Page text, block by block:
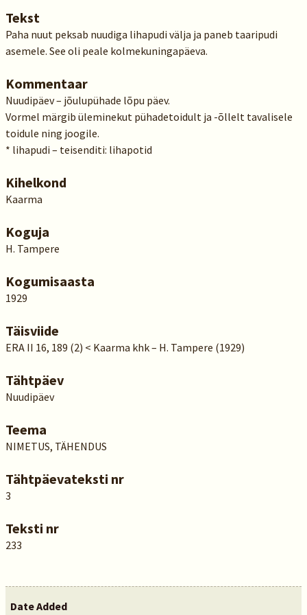
Tekst
Paha nuut peksab nuudiga lihapudi välja ja paneb taaripudi
asemele. See oli peale kolmekuningapäeva.
Kommentaar
Nuudipäev – jõulupühade lõpu päev.
Vormel märgib üleminekut pühadetoidult ja -õllelt tavalisele
toidule ning joogile.
* lihapudi – teisenditi: lihapotid
Kihelkond
Kaarma
Koguja
H. Tampere
Kogumisaasta
1929
Täisviide
ERA II 16, 189 (2) < Kaarma khk – H. Tampere (1929)
Tähtpäev
Nuudipäev
Teema
NIMETUS, TÄHENDUS
Tähtpäevateksti nr
3
Teksti nr
233
Date Added